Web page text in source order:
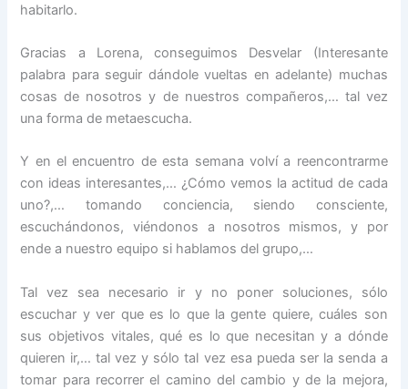
habitarlo.
Gracias a Lorena, conseguimos Desvelar (Interesante
palabra para seguir dándole vueltas en adelante) muchas
cosas de nosotros y de nuestros compañeros,… tal vez
una forma de metaescucha.
Y en el encuentro de esta semana volví a reencontrarme
con ideas interesantes,… ¿Cómo vemos la actitud de cada
uno?,… tomando conciencia, siendo consciente,
escuchándonos, viéndonos a nosotros mismos, y por
ende a nuestro equipo si hablamos del grupo,…
Tal vez sea necesario ir y no poner soluciones, sólo
escuchar y ver que es lo que la gente quiere, cuáles son
sus objetivos vitales, qué es lo que necesitan y a dónde
quieren ir,… tal vez y sólo tal vez esa pueda ser la senda a
tomar para recorrer el camino del cambio y de la mejora,